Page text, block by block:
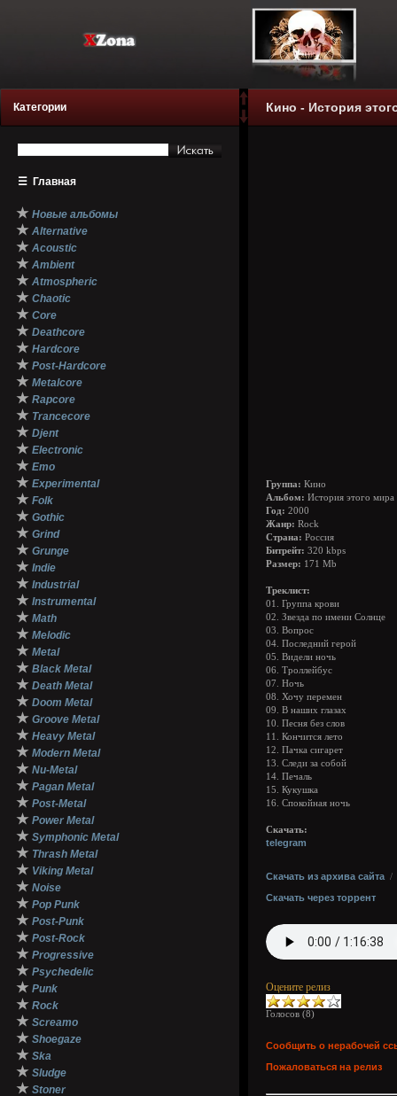
Категории
☰ Главная
★ Новые альбомы
★ Alternative
★ Acoustic
★ Ambient
★ Atmospheric
★ Chaotic
★ Core
★ Deathcore
★ Hardcore
★ Post-Hardcore
★ Metalcore
★ Rapcore
★ Trancecore
★ Djent
★ Electronic
★ Emo
★ Experimental
★ Folk
★ Gothic
★ Grind
★ Grunge
★ Indie
★ Industrial
★ Instrumental
★ Math
★ Melodic
★ Metal
★ Black Metal
★ Death Metal
★ Doom Metal
★ Groove Metal
★ Heavy Metal
★ Modern Metal
★ Nu-Metal
★ Pagan Metal
★ Post-Metal
★ Power Metal
★ Symphonic Metal
★ Thrash Metal
★ Viking Metal
★ Noise
★ Pop Punk
★ Post-Punk
★ Post-Rock
★ Progressive
★ Psychedelic
★ Punk
★ Rock
★ Screamo
★ Shoegaze
★ Ska
★ Sludge
★ Stoner
Кино - История
Группа: Кино
Альбом: История этого мира
Год: 2000
Жанр: Rock
Страна: Россия
Битрейт: 320 kbps
Размер: 171 Mb
Треклист:
01. Группа крови
02. Звезда по имени Солнце
03. Вопрос
04. Последний герой
05. Видели ночь
06. Троллейбус
07. Ночь
08. Хочу перемен
09. В наших глазах
10. Песня без слов
11. Кончится лето
12. Пачка сигарет
13. Следи за собой
14. Печаль
15. Кукушка
16. Спокойная ночь
Скачать:
telegram
Скачать из архива сайта /
Скачать через торрент
Оцените релиз
Голосов (8)
Сообщить о нерабочей
Пожаловаться на релиз